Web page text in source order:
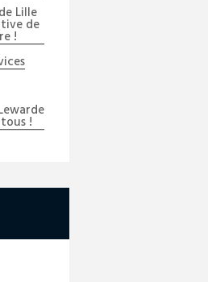
Lille
de
!
!